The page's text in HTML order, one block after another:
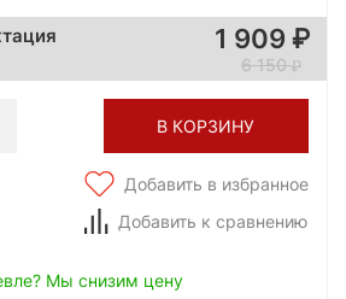
1 909
6 150
В КОРЗИНУ
Добавить в избранное
Добавить к сравнению
Мы снизим цену